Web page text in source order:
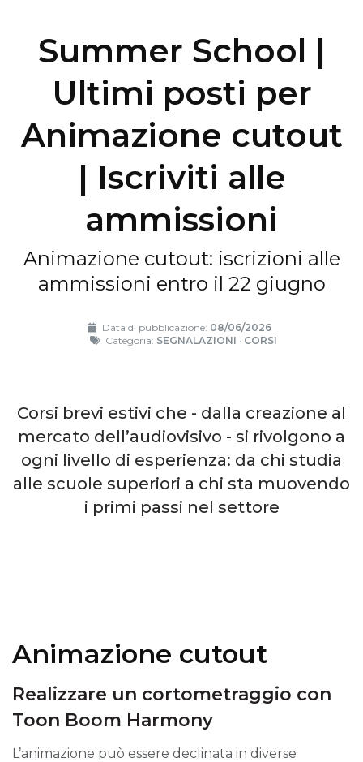
Summer School |
Ultimi posti per
Animazione cutout
| Iscriviti alle
ammissioni
Animazione cutout: iscrizioni alle
ammissioni entro il 22 giugno
Data di pubblicazione: 08/06/2026
Categoria: SEGNALAZIONI · CORSI
Corsi brevi estivi che - dalla creazione al
mercato dell’audiovisivo - si rivolgono a
ogni livello di esperienza: da chi studia
alle scuole superiori a chi sta muovendo
i primi passi nel settore
Animazione cutout
Realizzare un cortometraggio con
Toon Boom Harmony
L’animazione può essere declinata in diverse